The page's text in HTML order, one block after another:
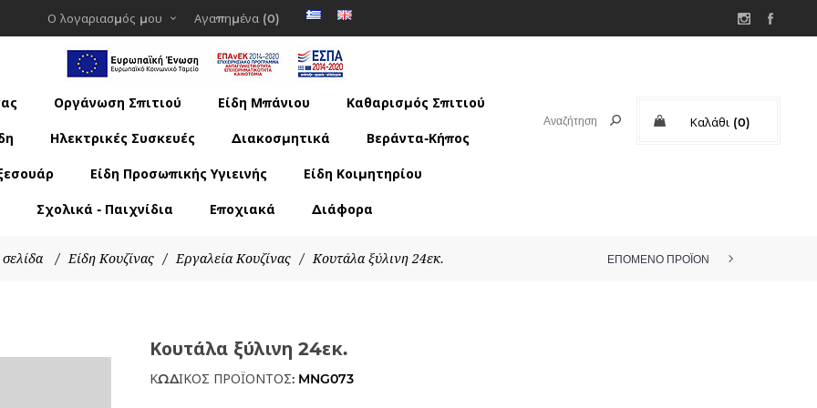
Ο λογαριασμός μου Αγαπημένα (0)
Καλάθι (0)
Οργάνωση Σπιτιού Είδη Μπάνιου Καθαρισμός Σπιτιού
Ηλεκτρικές Συσκευές Διακοσμητικά Βεράντα-Κήπος
Είδη Προσωπικής Υγιεινής Είδη Κοιμητηρίου
Σχολικά - Παιχνίδια Εποχιακά Διάφορα
/ Είδη Κουζίνας / Εργαλεία Κουζίνας / Κουτάλα ξύλινη 24εκ. ΕΠΟΜΕΝΟ ΠΡΟΪΟΝ
Κουτάλα ξύλινη 24εκ.
ΚΩΔΙΚΟΣ ΠΡΟΪΟΝΤΟΣ: MNG073